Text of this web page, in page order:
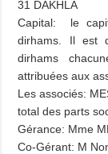
31 DAKHLA
Capital: le
dirhams. Il est
dirhams
attribuées aux
Les associés:
total des parts
Gérance: Mme
Co-Gérant: M